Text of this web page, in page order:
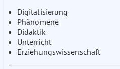
Digitalisierung
Phänomene
Didaktik
Unterricht
Erziehungswissenschaft